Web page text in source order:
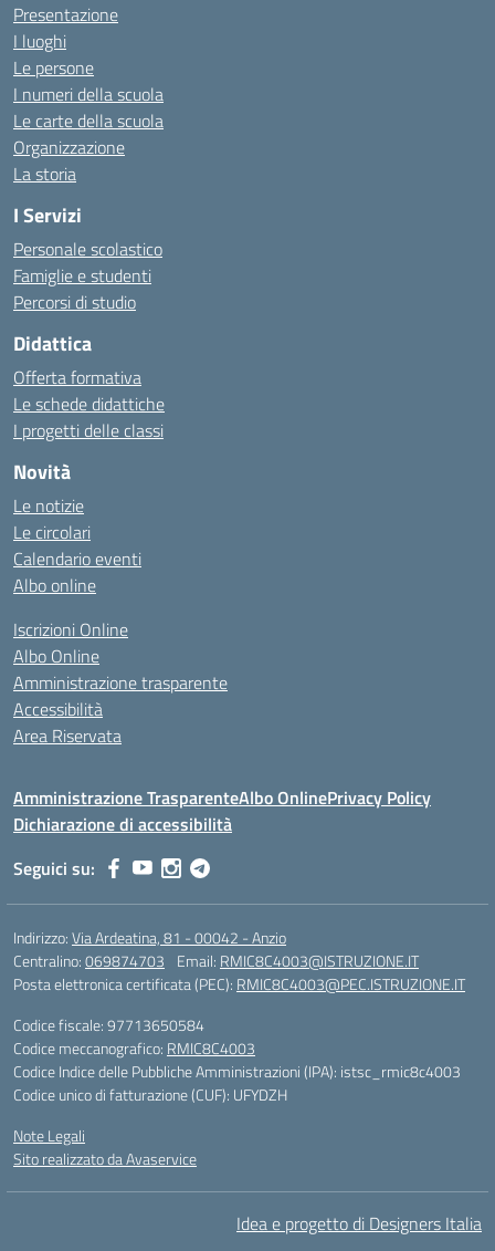
Presentazione
I luoghi
Le persone
I numeri della scuola
Le carte della scuola
Organizzazione
La storia
I Servizi
Personale scolastico
Famiglie e studenti
Percorsi di studio
Didattica
Offerta formativa
Le schede didattiche
I progetti delle classi
Novità
Le notizie
Le circolari
Calendario eventi
Albo online
Iscrizioni Online
Albo Online
Amministrazione trasparente
Accessibilità
Area Riservata
Amministrazione TrasparenteAlbo OnlinePrivacy Policy
Dichiarazione di accessibilità
Seguici su:
Indirizzo:Via Ardeatina, 81 - 00042 - Anzio
Centralino:069874703 Email: RMIC8C4003@ISTRUZIONE.IT
Posta elettronica certificata (PEC): RMIC8C4003@PEC.ISTRUZIONE.IT
Codice fiscale: 97713650584
Codice meccanografico: RMIC8C4003
Codice Indice delle Pubbliche Amministrazioni (IPA): istsc_rmic8c4003
Codice unico di fatturazione (CUF): UFYDZH
Note Legali
Sito realizzato da Avaservice
Idea e progetto di Designers Italia